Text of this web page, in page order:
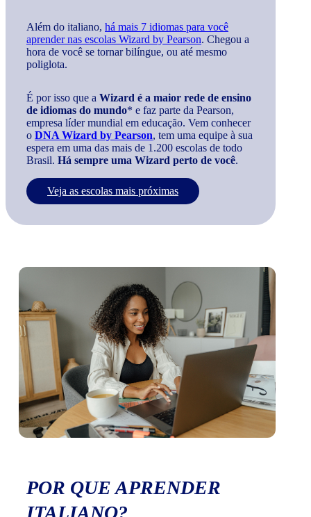
Além do italiano, há mais 7 idiomas para você
aprender nas escolas Wizard by Pearson. Chegou a
hora de você se tornar bilíngue, ou até mesmo
poliglota.
É por isso que a Wizard é a maior rede de ensino
de idiomas do mundo* e faz parte da Pearson,
empresa líder mundial em educação. Vem conhecer
o DNA Wizard by Pearson, tem uma equipe à sua
espera em uma das mais de 1.200 escolas de todo
Brasil. Há sempre uma Wizard perto de você.
Veja as escolas mais próximas
POR QUE APRENDER
ITALIANO?